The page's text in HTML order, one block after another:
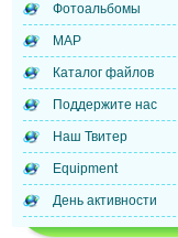
Фотоальбомы
MAP
Каталог файлов
Поддержите нас
Наш Твитер
Equipment
День активности